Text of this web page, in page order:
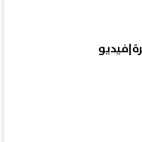
السابق.. مفاجأة صادمة في